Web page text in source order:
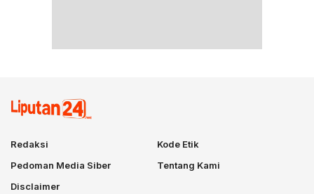
Redaksi
Kode Etik
Pedoman Media Siber
Tentang Kami
Disclaimer